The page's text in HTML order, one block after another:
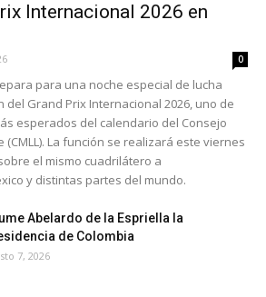
Internacional 2026 en
0
para una noche especial de lucha
del Grand Prix Internacional 2026, uno de
esperados del calendario del Consejo
(CMLL). La función se realizará este viernes
el mismo cuadrilátero a
y distintas partes del mundo.
Abelardo de la Espriella la
de Colombia
7, 2026